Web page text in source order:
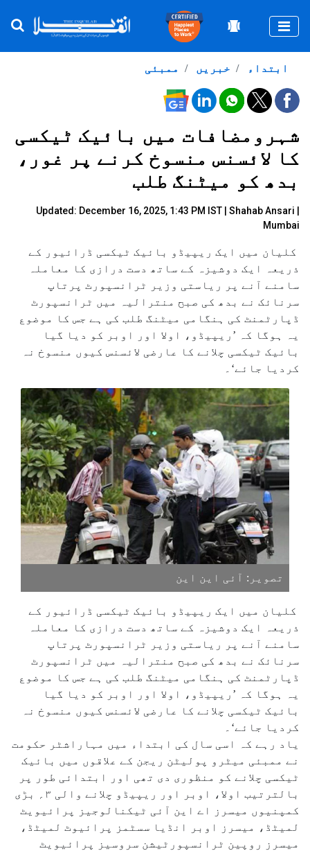
ممبئی خبریں ابتداء
شہرومضافات میں بائیک ٹیکسی
کا لائسنس منسوخ کرنے پر غور،
بدھ کو میٹنگ طلب
Updated: December 16, 2025, 1:43 PM IST | Shahab Ansari
Mumbai
کلیان میں ایک ریپیڈو بائیک ٹیکسی ڈرائیور کے
ذریعہ ایک دوشیزہ کے ساتھ دست درازی کا معاملہ
سامنے آنے پر ریاستی وزیر ٹرانسپورٹ پرتاپ
سرنائک نے بدھ کی صبح منترالیہ میں ٹرانسپورٹ
ڈپارٹمنٹ کی ہنگامی میٹنگ طلب کی ہے جس کا موضوع
یہ ہوگا کہ ’ریپیڈو، اولا اور اوبر کو دیا گیا
بائیک ٹیکسی چلانے کا عارضی لائسنس کیوں منسوخ نہ
کردیا جائے‘۔
تصویر: آئی این این
کلیان میں ایک ریپیڈو بائیک ٹیکسی ڈرائیور کے
ذریعہ ایک دوشیزہ کے ساتھ دست درازی کا معاملہ
سامنے آنے پر ریاستی وزیر ٹرانسپورٹ پرتاپ
سرنائک نے بدھ کی صبح منترالیہ میں ٹرانسپورٹ
ڈپارٹمنٹ کی ہنگامی میٹنگ طلب کی ہے جس کا موضوع
یہ ہوگا کہ ’ریپیڈو، اولا اور اوبر کو دیا گیا
بائیک ٹیکسی چلانے کا عارضی لائسنس کیوں منسوخ نہ
کردیا جائے‘۔
یاد رہے کہ اسی سال کی ابتداء میں مہاراشٹر حکومت
نے ممبئی میٹرو پولیٹن ریجن کے علاقوں میں بائیک
ٹیکسی چلانے کو منظوری دی تھی اور ابتدائی طور پر
بالترتیب اولا، اوبر اور ریپیڈو چلانے والی ۳؍ بڑی
کمپنیوں میسرز اے این آئی ٹیکنالوجیز پرائیویٹ
لمیٹڈ، میسرز اوبر انڈیا سسٹمز پرائیوٹ لمیٹڈ،
میسرز روپین ٹرانسپورٹیشن سروسیز پرائیویٹ